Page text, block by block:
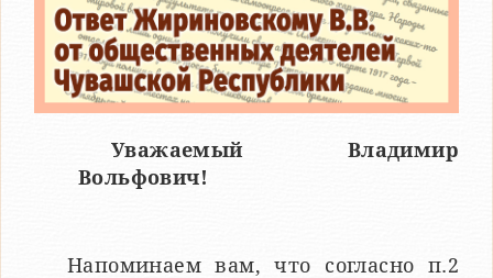
Уважаемый Владимир
Вольфович!
Напоминаем вам, что согласно п.2